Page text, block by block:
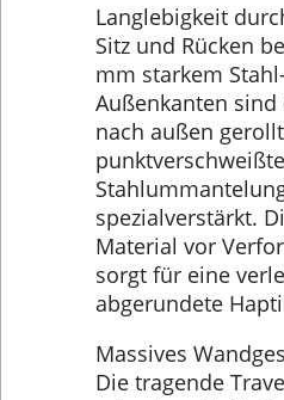
Langlebigkeit
Sitz und Rücken
mm starkem
Außenkanten
nach außen
punktverschweißte
spezialverstärkt.
Material vor
sorgt für eine
abgerundete
Massives
Die tragende